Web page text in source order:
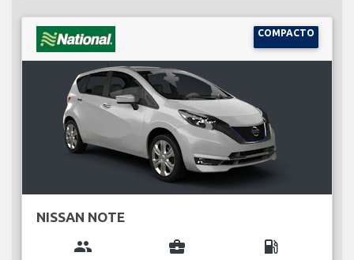
COMPACTO
NISSAN NOTE
group business_center local_gas_station